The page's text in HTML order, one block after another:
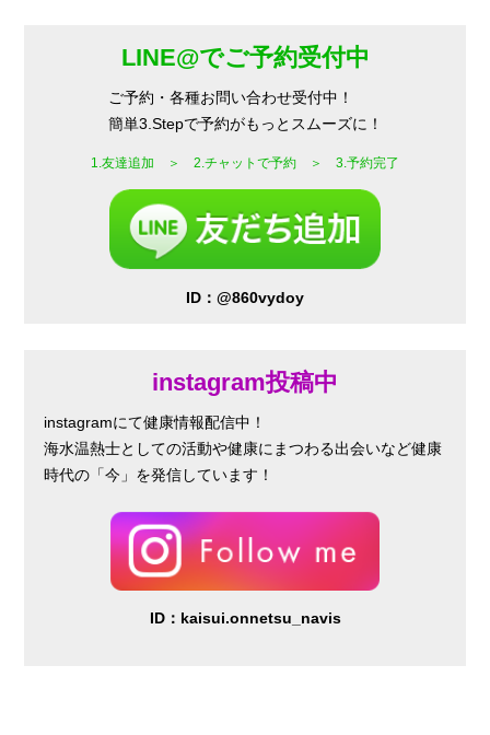
LINE@でご予約受付中
ご予約・各種お問い合わせ受付中！
簡単3.Stepで予約がもっとスムーズに！
1.友達追加 ＞ 2.チャットで予約 ＞ 3.予約完了
ID：@860vydoy
instagram投稿中
instagramにて健康情報配信中！
海水温熱士としての活動や健康にまつわる出会いなど健康
時代の「今」を発信しています！
ID：kaisui.onnetsu_navis